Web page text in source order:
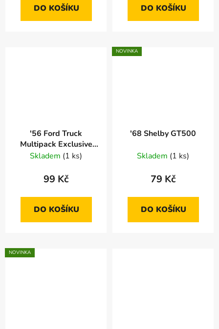
DO KOŠÍKU DO KOŠÍKU
'56 Ford Truck
Multipack Exclusive
Vybaleno Oděrky
Skladem (1 ks)
99 Kč
DO KOŠÍKU
NOVINKA
'68 Shelby GT500
Skladem (1 ks)
79 Kč
DO KOŠÍKU
NOVINKA